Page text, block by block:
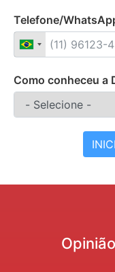
Telefone/
Como conheceu a